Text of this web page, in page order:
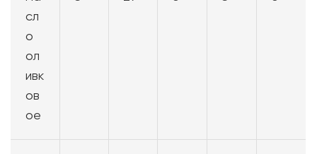
сл
о
ол
ивк
ов
ое